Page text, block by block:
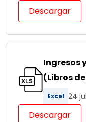
Descargar
Ingresos
(Libros
Excel 24
Descargar